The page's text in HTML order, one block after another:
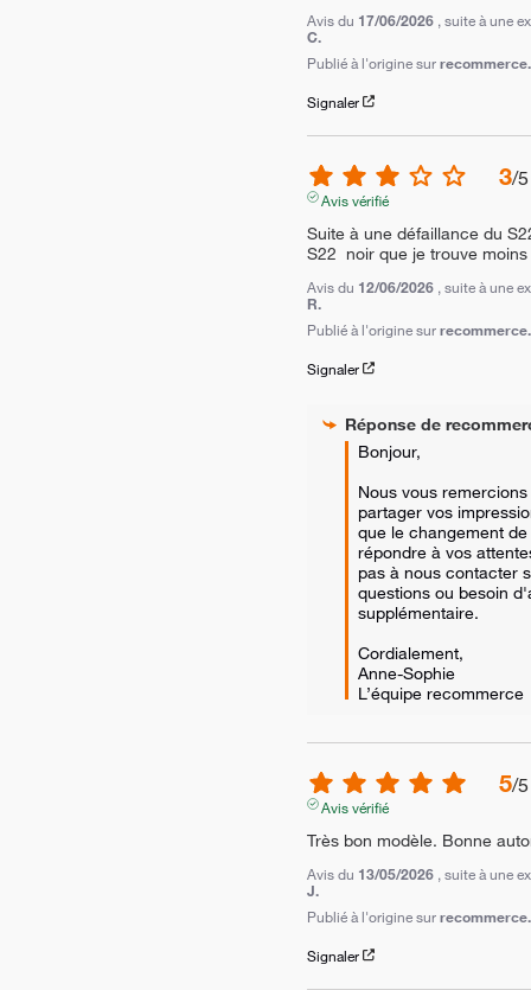
Avis du 17/06/2026 , suite à une
C.
Publié à l'origine sur
Signaler
3/5
Avis vérifié
Suite à une défaillance du
S22  noir que je trouve
Avis du 12/06/2026 , suite à une
R.
Publié à l'origine sur
Signaler
Réponse de
Bonjour,
Nous vous
partager vos
que le changement
répondre à vos
pas à nous contacter
questions ou besoin
supplémentaire.
Cordialement,
Anne-Sophie
L’équipe recommerce
5/5
Avis vérifié
Très bon modèle. Bonne
Avis du 13/05/2026 , suite à une
J.
Publié à l'origine sur
Signaler